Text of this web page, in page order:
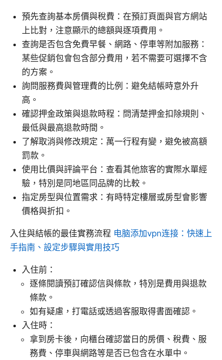
預先查詢基本房價與稅費：在預訂頁面與官方網站
上比對，注意顯示的總額與逐項費用。
查詢是否包含免費早餐、網路、停車等附加服務：
某些促銷包會包含部分費用，若不需要可選擇不含
的方案。
詢問服務費與管理費的比例：避免結帳時意外升
高。
確認押金政策與退款時程：問清楚押金扣除規則、
最低與最高退款時間。
了解取消與修改規定：萬一行程有變，避免被高額
罰款。
使用比價與評論平台：查看其他旅客的實際水單經
驗，特別是同地區同品牌的比較。
指定房型與位置需求：有時特定樓層或房型會影響
價格與折扣。
入住與結帳的最佳實務流程 电脑添加vpn连接：快速上
手指南、設定步驟與實用技巧
入住前：
逐條閱讀預訂確認信與條款，特別是費用與退款
條款。
如有疑慮，打電話或透過客服取得書面確認。
入住時：
拿到房卡後，向櫃台確認當日的房價、稅費、服
務費、停車與網路等是否已包含在水單中。